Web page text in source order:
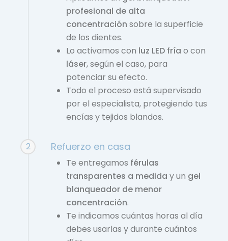
profesional de alta
concentración sobre la superficie
de los dientes.
Lo activamos con luz LED fría o con
láser, según el caso, para
potenciar su efecto.
Todo el proceso está supervisado
por el especialista, protegiendo tus
encías y tejidos blandos.
2 Refuerzo en casa
Te entregamos férulas
transparentes a medida y un gel
blanqueador de menor
concentración.
Te indicamos cuántas horas al día
debes usarlas y durante cuántos